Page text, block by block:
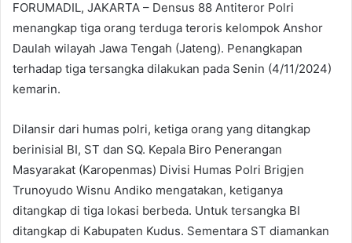
FORUMADIL, JAKARTA – Densus 88 Antiteror Polri
menangkap tiga orang terduga teroris kelompok Anshor
Daulah wilayah Jawa Tengah (Jateng). Penangkapan
terhadap tiga tersangka dilakukan pada Senin (4/11/2024)
kemarin.
Dilansir dari humas polri, ketiga orang yang ditangkap
berinisial BI, ST dan SQ. Kepala Biro Penerangan
Masyarakat (Karopenmas) Divisi Humas Polri Brigjen
Trunoyudo Wisnu Andiko mengatakan, ketiganya
ditangkap di tiga lokasi berbeda. Untuk tersangka BI
ditangkap di Kabupaten Kudus. Sementara ST diamankan